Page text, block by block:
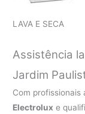
LAVA E SECA
Assistência
Jardim
Com
Electrolux e